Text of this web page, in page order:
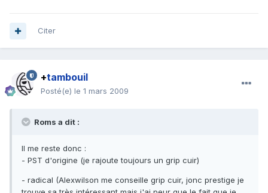
Citer
+tambouil
Posté(e) le 1 mars 2009
Roms a dit :
Il me reste donc :
- PST d'origine (je rajoute toujours un grip cuir)
- radical (Alexwilson me conseille grip cuir, jonc prestige je